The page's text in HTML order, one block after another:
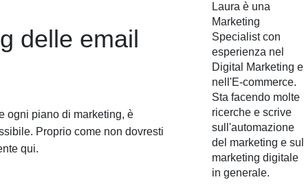
delle email
ogni piano di marketing, è
Proprio come non dovresti
qui.
Laura è una
Marketing
Specialist con
esperienza nel
Digital Marketing e
nell'E-commerce.
Sta facendo molte
ricerche e scrive
sull'automazione
del marketing e sul
marketing digitale
in generale.